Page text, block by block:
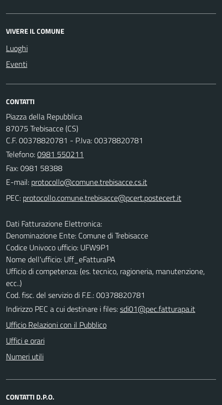
VIVERE IL COMUNE
Luoghi
Eventi
CONTATTI
Piazza della Repubblica
87075 Trebisacce (CS)
C.F. 00378820781 - P.Iva: 00378820781
Telefono:0981 550211
Fax: 0981 58388
E-mail:
PEC:
Dati Fatturazione Elettronica:
Denominazione Ente: Comune di Trebisacce
Codice Univoco ufficio: UFW9P1
Nome dell'ufficio: Uff_eFatturaPA
Ufficio di competenza: (es. tecnico, ragioneria, manutenzione,
ecc..)
Cod. fisc. del servizio di F.E.: 00378820781
Indirizzo PEC a cui destinare i files:sdi01@pec.fatturapa.it
Ufficio Relazioni con il Pubblico
Uffici e orari
Numeri utili
CONTATTI D.P.O.